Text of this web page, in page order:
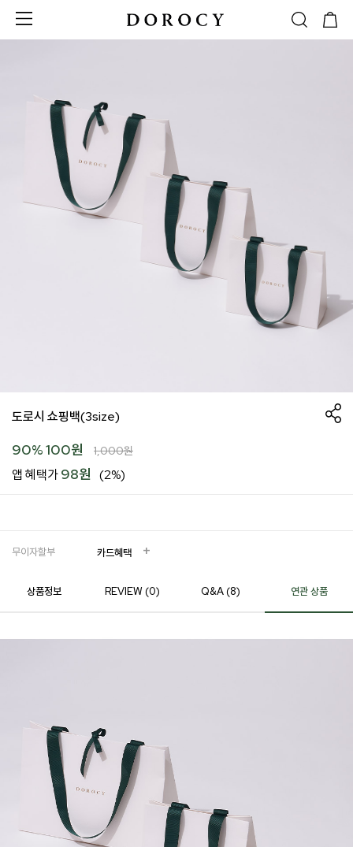
도로시 쇼핑백(3size)
90%100원 1,000원
앱 혜택가98원 (2%)
무이자할부 카드혜택
상품정보 REVIEW (0) Q&A (8) 연관 상품